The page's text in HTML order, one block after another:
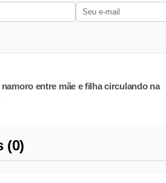
entre mãe e filha circulando na
(0)